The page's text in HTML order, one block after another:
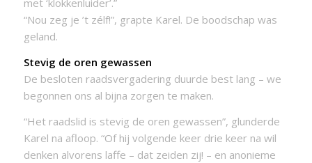
met ‘klokkenluider’.”
“Nou zeg je ’t zélf!”, grapte Karel. De boodschap was
geland.
Stevig de oren gewassen
De besloten raadsvergadering duurde best lang – we
begonnen ons al bijna zorgen te maken.
“Het raadslid is stevig de oren gewassen”, glunderde
Karel na afloop. “Of hij volgende keer drie keer na wil
denken alvorens laffe – dat zeiden zij! – en anonieme